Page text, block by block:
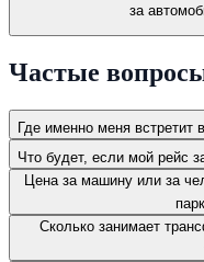
за
Частые
Где именно меня встретит
Что будет, если мой рейс
Цена за машину или за
Сколько занимает